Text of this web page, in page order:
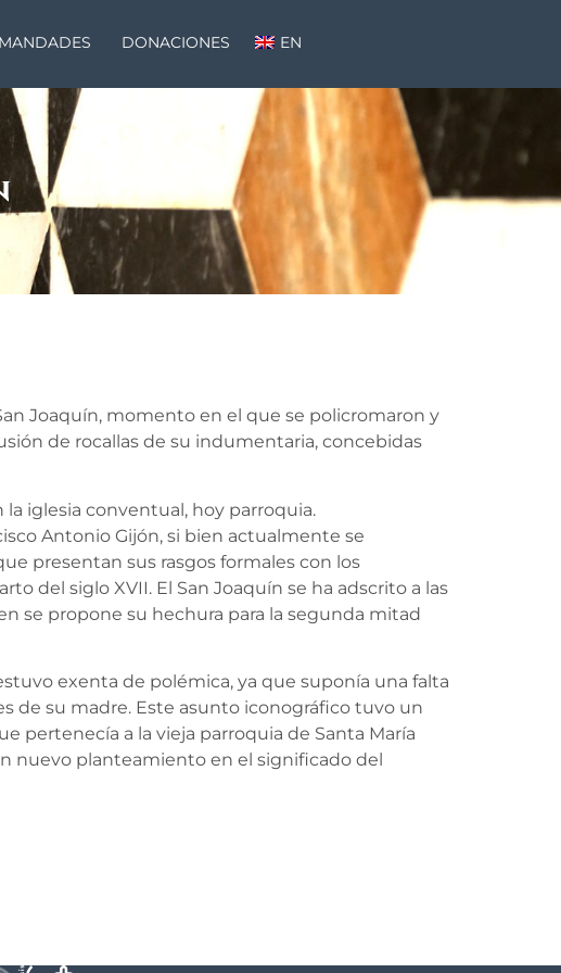
DONACIONES EN
Joaquín, momento en el que se policromaron y
de rocallas de su indumentaria, concebidas
iglesia conventual, hoy parroquia.
Antonio Gijón, si bien actualmente se
presentan sus rasgos formales con los
del siglo XVII. El San Joaquín se ha adscrito a las
se propone su hechura para la segunda mitad
exenta de polémica, ya que suponía una falta
de su madre. Este asunto iconográfico tuvo un
pertenecía a la vieja parroquia de Santa María
nuevo planteamiento en el significado del